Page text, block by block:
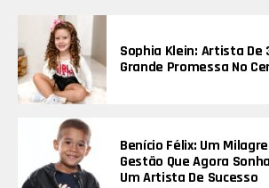
Sophia Klein: Artista De
Grande Promessa No
Benício Félix: Um
Gestão Que Agora
Um Artista De Sucesso